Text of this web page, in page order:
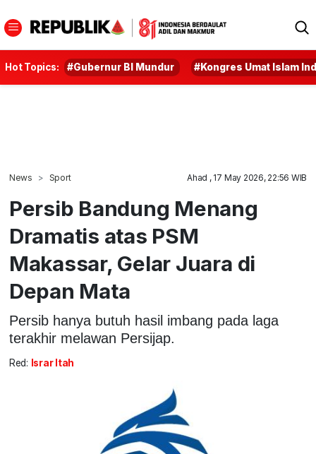
Hot Topics: #Gubernur BI Mundur #Kongres Umat Islam
News Sport Ahad , 17 May 2026, 22:56 WIB
Persib Bandung Menang
Dramatis atas PSM
Makassar, Gelar Juara di
Depan Mata
Persib hanya butuh hasil imbang pada laga
terakhir melawan Persijap.
Red: Israr Itah